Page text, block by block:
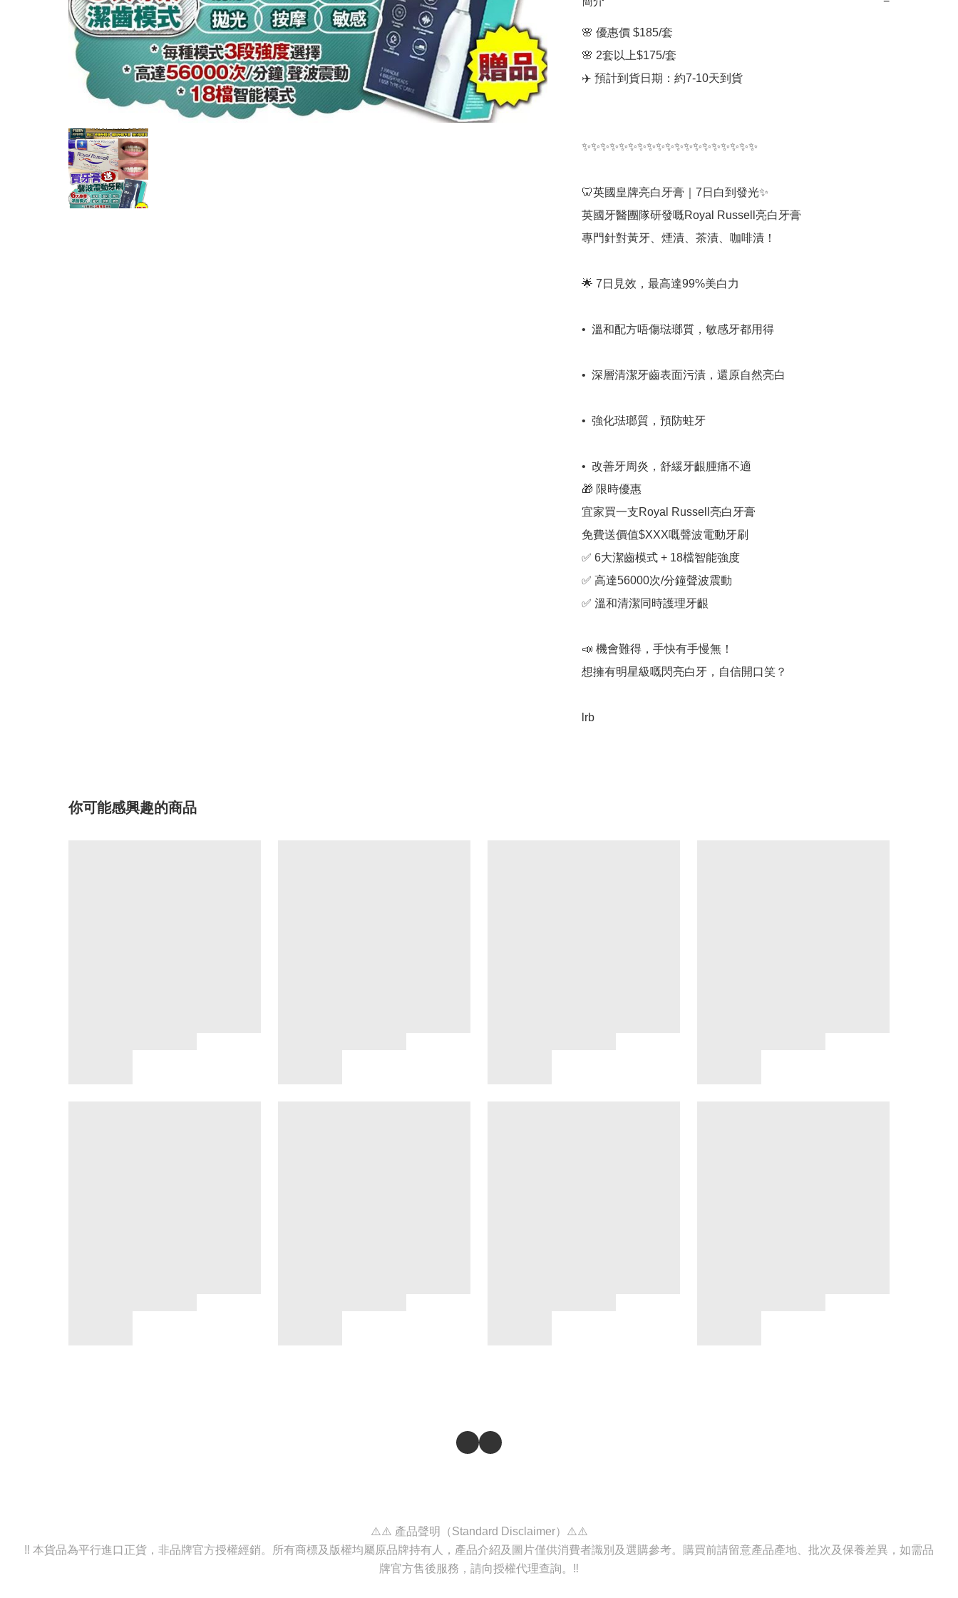
🌸 優惠價 $185/套
🌸 2套以上$175/套
✈️ 預計到貨日期：約7-10天到貨
✨✨✨✨✨✨✨✨✨✨✨✨✨✨✨✨✨✨✨
🦷英國皇牌亮白牙膏｜7日白到發光✨
英國牙醫團隊研發嘅Royal Russell亮白牙膏
專門針對黃牙、煙漬、茶漬、咖啡漬！
🌟 7日見效，最高達99%美白力
•⁠  ⁠溫和配方唔傷琺瑯質，敏感牙都用得
•⁠  ⁠深層清潔牙齒表面污漬，還原自然亮白
•⁠  ⁠強化琺瑯質，預防蛀牙
•⁠  ⁠改善牙周炎，舒緩牙齦腫痛不適
🎁 限時優惠
宜家買一支Royal Russell亮白牙膏
免費送價值$XXX嘅聲波電動牙刷
✅ 6大潔齒模式 + 18檔智能強度
✅ 高達56000次/分鐘聲波震動
✅ 溫和清潔同時護理牙齦
📣 機會難得，手快有手慢無！
想擁有明星級嘅閃亮白牙，自信開口笑？
lrb
你可能感興趣的商品
⚠️⚠️ 產品聲明（Standard Disclaimer）⚠️⚠️
‼️ 本貨品為平行進口正貨，非品牌官方授權經銷。所有商標及版權均屬原品牌持有人，產品介紹及圖片僅供消費者識別及選購參考。購買前請留意產品產地、批次及保養差異，如需品
牌官方售後服務，請向授權代理查詢。‼️